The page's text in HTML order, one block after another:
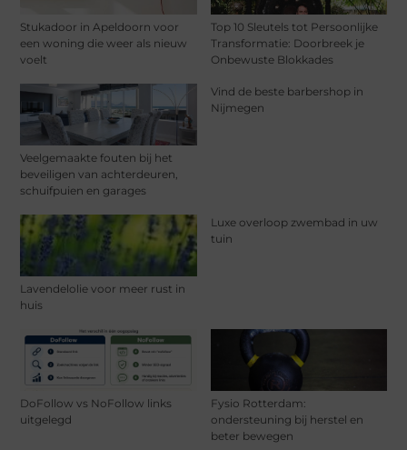
Stukadoor in Apeldoorn voor
een woning die weer als nieuw
voelt
Top 10 Sleutels tot Persoonlijke
Transformatie: Doorbreek je
Onbewuste Blokkades
Veelgemaakte fouten bij het
beveiligen van achterdeuren,
schuifpuien en garages
Vind de beste barbershop in
Nijmegen
Lavendelolie voor meer rust in
huis
Luxe overloop zwembad in uw
tuin
DoFollow vs NoFollow links
uitgelegd
Fysio Rotterdam:
ondersteuning bij herstel en
beter bewegen